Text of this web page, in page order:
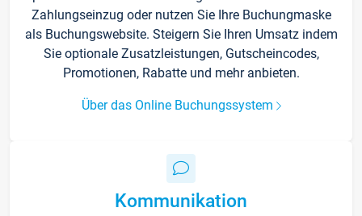
Zahlungseinzug oder nutzen Sie Ihre Buchungmaske
als Buchungswebsite. Steigern Sie Ihren Umsatz indem
Sie optionale Zusatzleistungen, Gutscheincodes,
Promotionen, Rabatte und mehr anbieten.
Über das Online Buchungssystem
Kommunikation